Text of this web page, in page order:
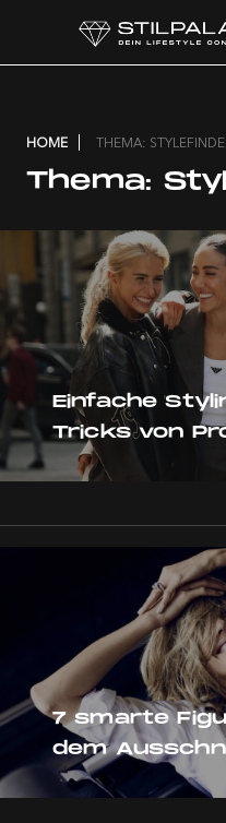
HOME THEMA:
Thema:
Einfache
Tricks von
7 smarte
dem